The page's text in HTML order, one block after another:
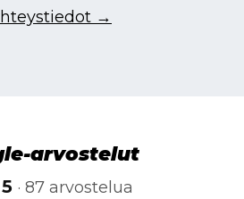
→
arvostelut
· 87 arvostelua